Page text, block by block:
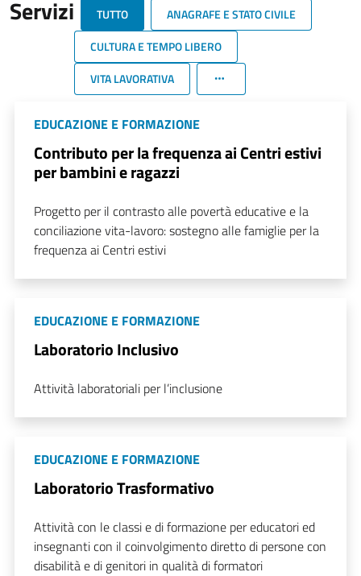
Servizi TUTTO
ANAGRAFE E STATO CIVILE
CULTURA E TEMPO LIBERO
VITA LAVORATIVA
EDUCAZIONE E FORMAZIONE
Contributo per la frequenza ai Centri estivi
per bambini e ragazzi
Progetto per il contrasto alle povertà educative e la
conciliazione vita-lavoro: sostegno alle famiglie per la
frequenza ai Centri estivi
EDUCAZIONE E FORMAZIONE
Laboratorio Inclusivo
Attività laboratoriali per l’inclusione
EDUCAZIONE E FORMAZIONE
Laboratorio Trasformativo
Attività con le classi e di formazione per educatori ed
insegnanti con il coinvolgimento diretto di persone con
disabilità e di genitori in qualità di formatori